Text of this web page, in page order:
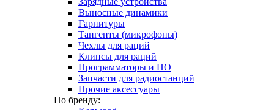
Выносные динамики
Гарнитуры
Тангенты (микрофоны)
Чехлы для раций
Клипсы для раций
Программаторы и ПО
Запчасти для радиостанций
Прочие аксессуары
По бренду: